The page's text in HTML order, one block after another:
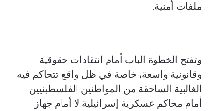
ملفات أمنية.
وتفتح الخطوة الباب أمام انتقادات حقوقية
وقانونية واسعة، خاصة في ظل واقع تتحاكم فيه
الغالبية الساحقة من المواطنين الفلسطينيين
أمام محاكم عسكرية إسرائيلية لا أمام جهاز